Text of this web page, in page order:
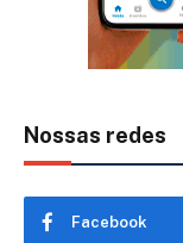
Nossas redes
Facebook